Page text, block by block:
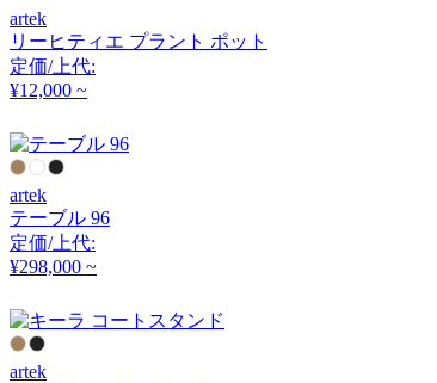
アルペール
arrmet
ART WORK STUDIO
アートワークスタジオ
artek
リーヒティエ プラント ポット
定価/上代:
¥12,000 ~
artek
テーブル 96
定価/上代:
¥298,000 ~
artek